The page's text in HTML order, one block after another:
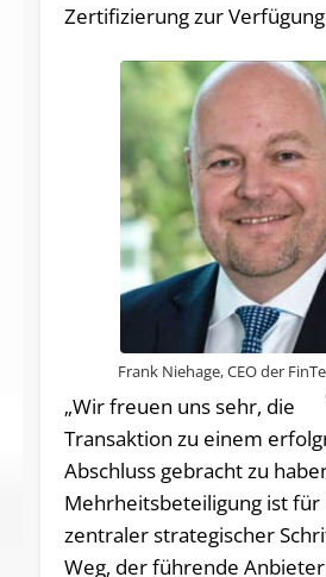
Zertifizierung zur
Frank Niehage, CEO der
„Wir freuen uns sehr, die
Transaktion zu einem
Abschluss gebracht zu
Mehrheitsbeteiligung ist für
zentraler strategischer
Weg, der führende